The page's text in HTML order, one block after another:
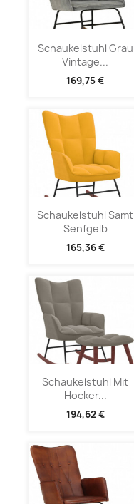
Schaukelstuhl Grau
Vintage...
169,75 €
Schaukelstuhl Samt
Senfgelb
165,36 €
Schaukelstuhl Mit
Hocker...
194,62 €